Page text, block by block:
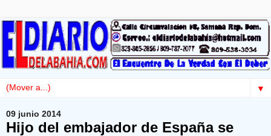
▼
09 junio 2014
Hijo del embajador de España se